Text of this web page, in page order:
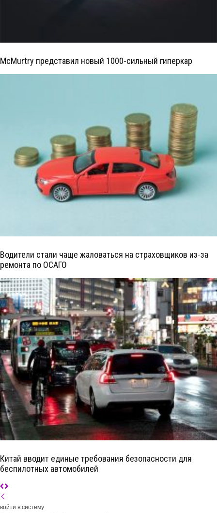
McMurtry представил новый 1000-сильный гиперкар
Водители стали чаще жаловаться на страховщиков из-за
ремонта по ОСАГО
Китай вводит единые требования безопасности для
беспилотных автомобилей
войти в систему